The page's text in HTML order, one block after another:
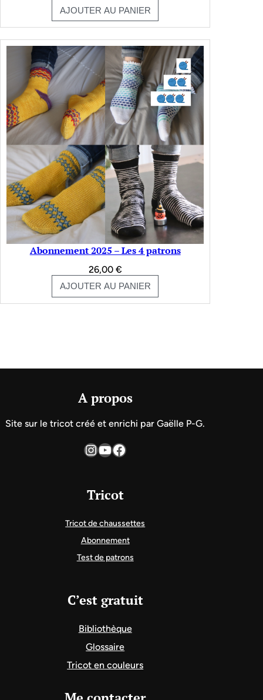
AJOUTER AU PANIER
Abonnement 2025 – Les 4 patrons
26,00 €
AJOUTER AU PANIER
A propos
Site sur le tricot créé et enrichi par Gaëlle P-G.
InstagramYouTube Facebook
Tricot
Tricot de chaussettes
Abonnement
Test de patrons
C’est gratuit
Bibliothèque
Glossaire
Tricot en couleurs